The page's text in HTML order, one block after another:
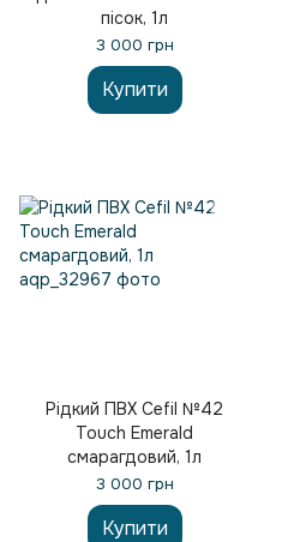
пісок, 1л
3 000 грн
Купити
Рідкий ПВХ Cefil №42
Touch Emerald
смарагдовий, 1л
3 000 грн
Купити